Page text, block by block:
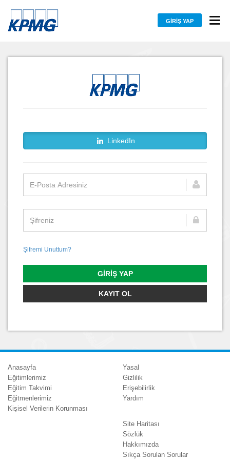
GIRIŞ YAP
LinkedIn
Şifremi Unuttum?
GIRIŞ YAP
KAYIT OL
Anasayfa
Eğitimlerimiz
Eğitim Takvimi
Eğitmenlerimiz
Kişisel Verilerin Korunması
Yasal
Gizlilik
Erişebilirlik
Yardım
Site Haritası
Sözlük
Hakkımızda
Sıkça Sorulan Sorular